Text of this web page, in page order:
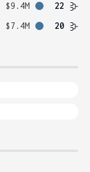
$9.4M
22
$7.4M 20